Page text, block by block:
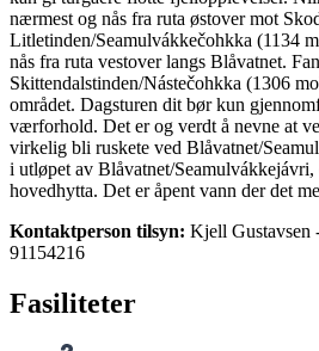
nærmest og nås fra ruta østover mot
Litletinden/Seamulvákkečohkka (1134
nås fra ruta vestover langs Blåvatnet.
Skittendalstinden/Nástečohkka (1306
området. Dagsturen dit bør kun
værforhold. Det er og verdt å nevne at
virkelig bli ruskete ved Blåvatnet/
i utløpet av Blåvatnet/Seamulvákkejávri,
hovedhytta. Det er åpent vann der det
Kontaktperson tilsyn: Kjell Gustavsen
91154216
Fasiliteter